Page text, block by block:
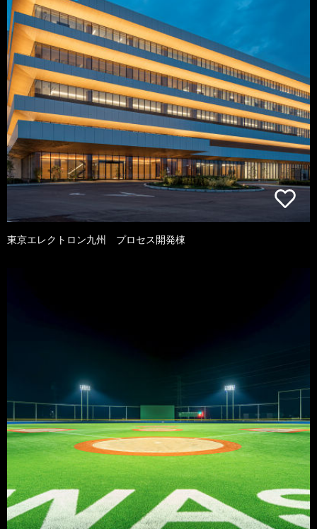
東京エレクトロン九州 プロセス開発棟